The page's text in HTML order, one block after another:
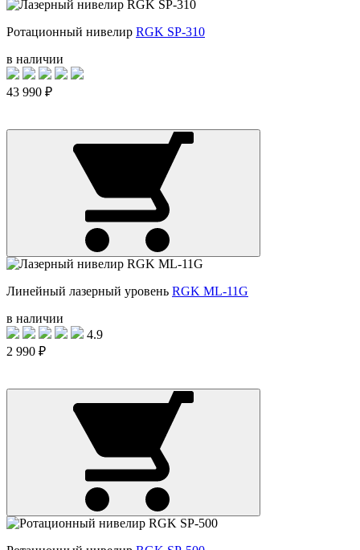
Ротационный нивелир RGK SP-310
в наличии
43 990 ₽
Линейный лазерный уровень RGK ML-11G
в наличии
4.9
2 990 ₽